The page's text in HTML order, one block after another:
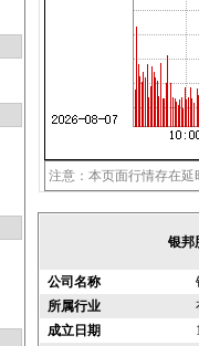
注意：本页面行情存在延
银邦
公司名称
所属行业
成立日期